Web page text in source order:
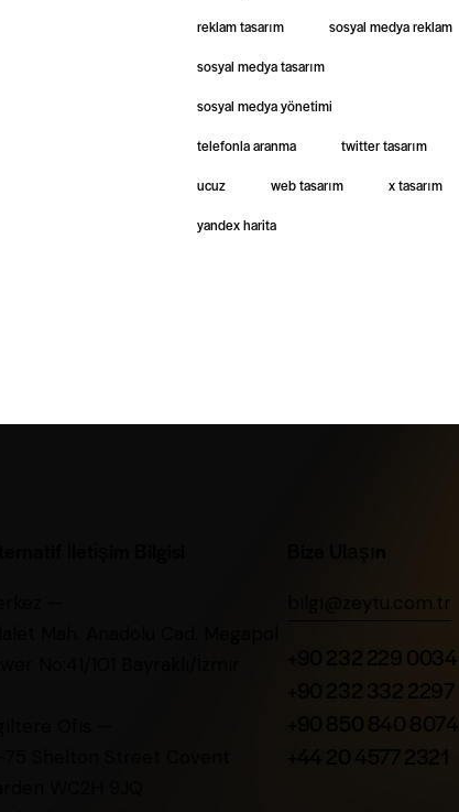
reklam tasarım
sosyal medya reklam
sosyal medya tasarım
sosyal medya yönetimi
telefonla aranma
twitter tasarım
ucuz
web tasarım
x tasarım
yandex harita
bilgi@zeytu.com.tr
+90 232 229 0034
+90 232 332 2297
+90 850 840 8074